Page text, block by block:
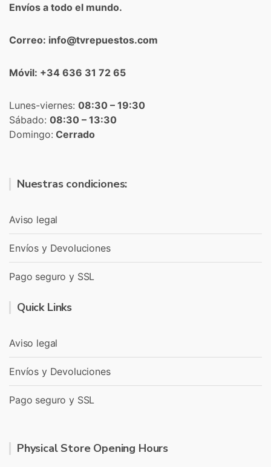
Envíos a todo el mundo.
Correo: info@tvrepuestos.com
Móvil: +34 636 31 72 65
Lunes-viernes: 08:30 – 19:30
Sábado: 08:30 – 13:30
Domingo: Cerrado
Nuestras condiciones:
Aviso legal
Envíos y Devoluciones
Pago seguro y SSL
Quick Links
Aviso legal
Envíos y Devoluciones
Pago seguro y SSL
Physical Store Opening Hours